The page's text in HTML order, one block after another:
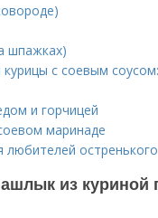
шпажках)
с соевым
и горчицей
маринаде
остренького
из куриной